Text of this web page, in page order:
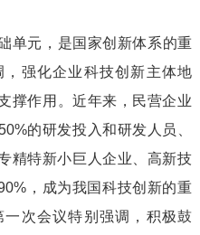
单元，是国家创新体系的重
，强化企业科技创新主体地
撑作用。近年来 ， 民营企业
的研发投入和研发人员、
精特新小巨人企业、高新技
，成为我国科技创新的重
次会议特别强调 ， 积极鼓